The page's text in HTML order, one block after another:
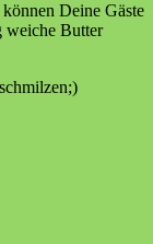
Deine Gäste
weiche Butter